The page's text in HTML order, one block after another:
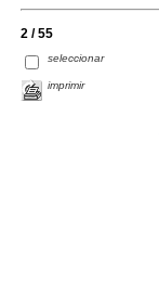
2 / 55
seleccionar
imprimir